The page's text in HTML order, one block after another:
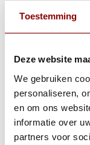
Toestemming
Deze website
We gebruiken
personaliseren,
en om ons
informatie over
partners voor
een